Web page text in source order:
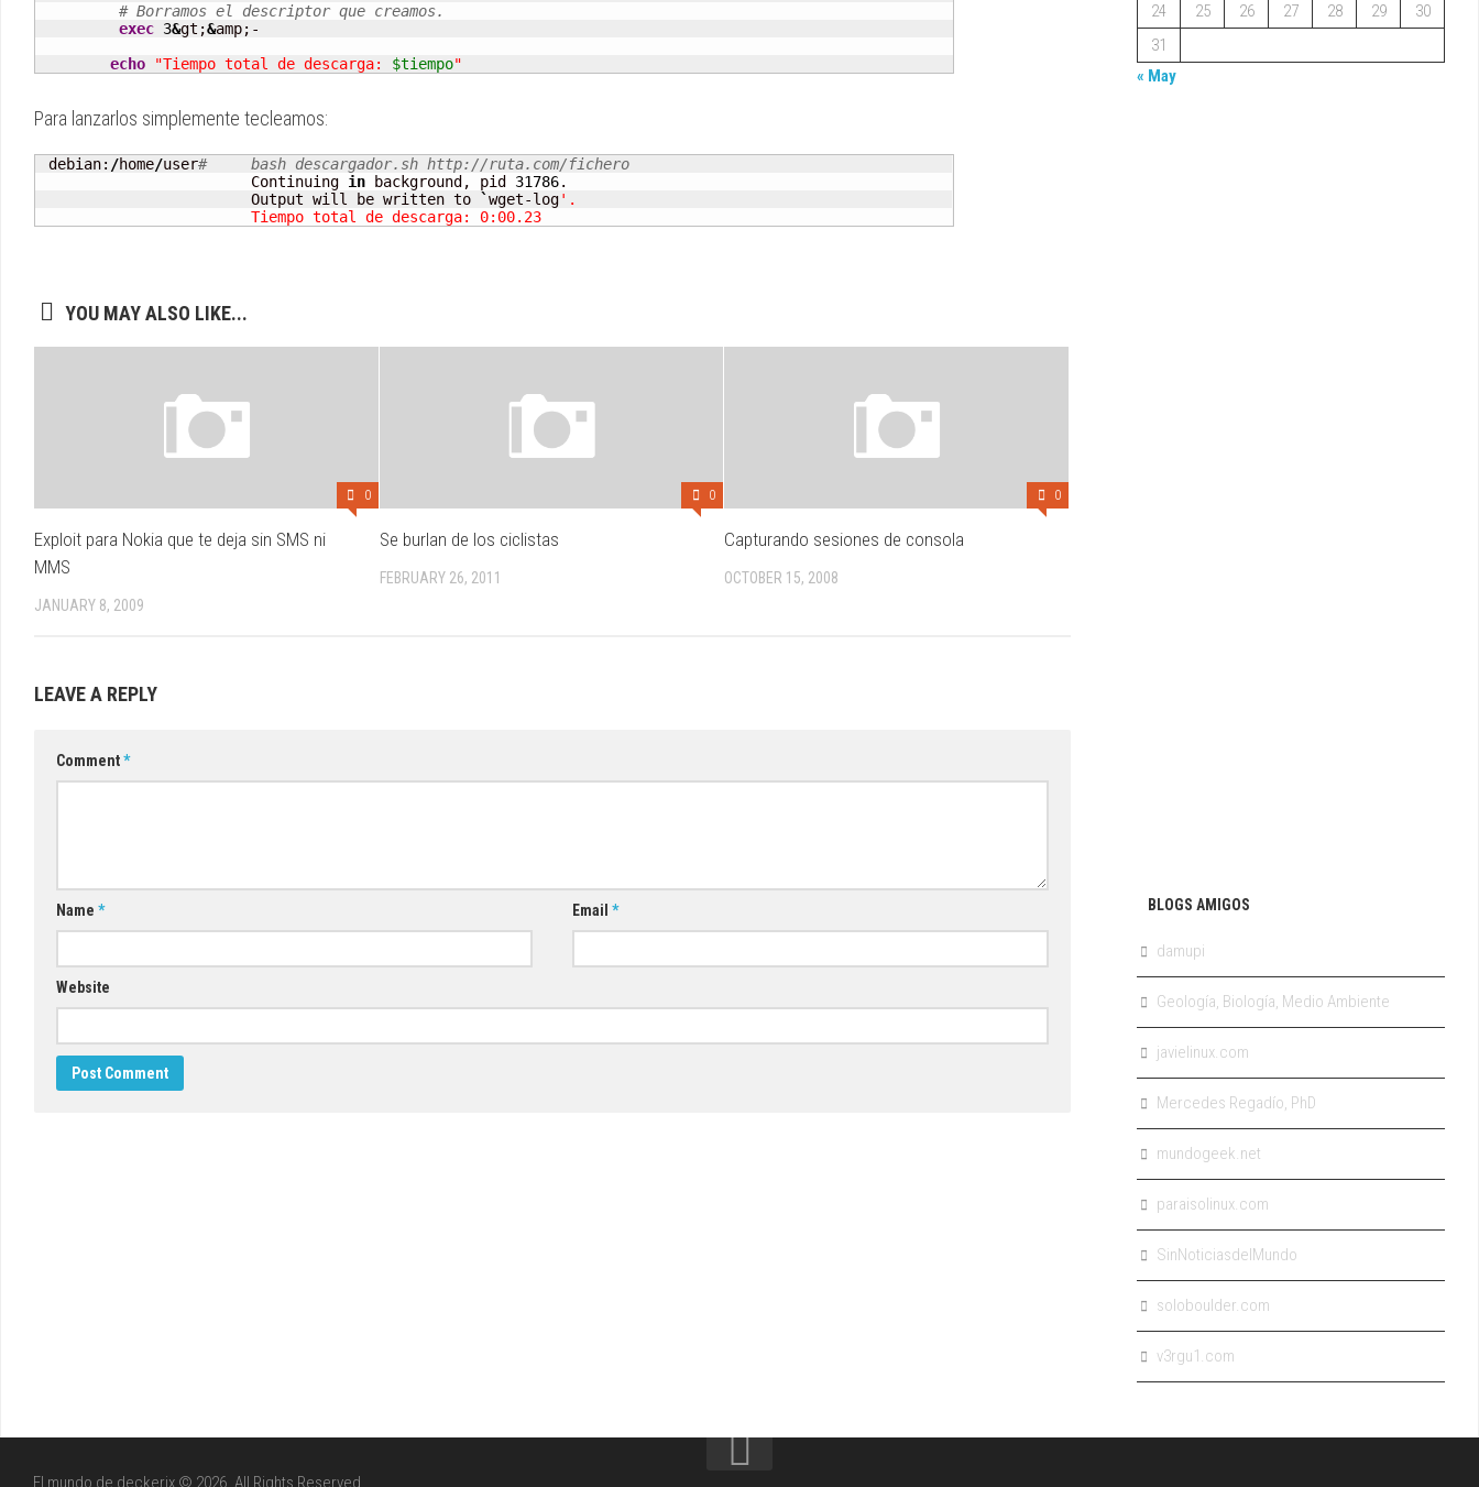
# Borramos el descriptor que creamos.
exec 3&gt;&amp;-
echo
"Tiempo total de descarga: $tiempo"
Para lanzarlos simplemente tecleamos:
debian: /home/user
# 	bash descargador.sh http://ruta.com/fichero
			Continuing
in background, pid 31786.
			Output will be written to
`wget-log'.
			Tiempo total de descarga: 0:00.23
YOU MAY ALSO LIKE...
0
Exploit para Nokia que te deja sin SMS ni
MMS
JANUARY 8, 2009
0
Se burlan de los ciclistas
FEBRUARY 26, 2011
0
Capturando sesiones de consola
OCTOBER 15, 2008
LEAVE A REPLY
Comment*
Name * Email*
Website
24
25 26 27 28 29
30
31
« May
BLOGS AMIGOS
damupi
Geología, Biología, Medio Ambiente
javielinux.com
Mercedes Regadío, PhD
mundogeek.net
paraisolinux.com
SinNoticiasdelMundo
soloboulder.com
v3rgu1.com
El mundo de deckerix © 2026. All Rights Reserved.